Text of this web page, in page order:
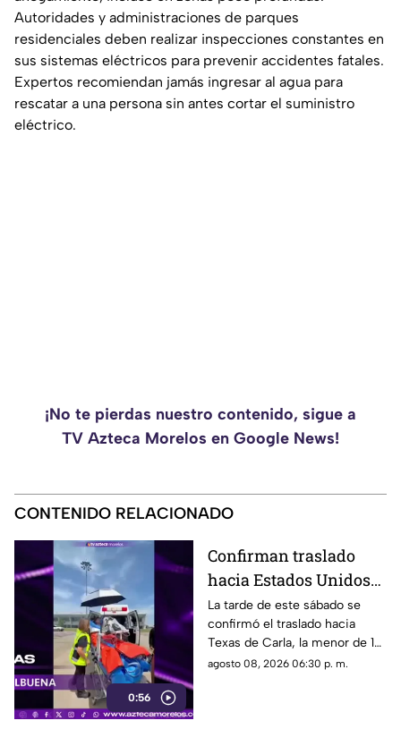
Autoridades y administraciones de parques
residenciales deben realizar inspecciones constantes en
sus sistemas eléctricos para prevenir accidentes fatales.
Expertos recomiendan jamás ingresar al agua para
rescatar a una persona sin antes cortar el suministro
eléctrico.
¡No te pierdas nuestro contenido, sigue a
TV Azteca Morelos en Google News!
CONTENIDO RELACIONADO
0:56
Confirman traslado
hacia Estados Unidos
de menor que sufrió
quemadura en la
explosión de gas LP en
Cuernavaca
La tarde de este sábado se
confirmó el traslado hacia
Texas de Carla, la menor de 15
años que resultó gravemente
agosto 08, 2026 06:30 p. m.